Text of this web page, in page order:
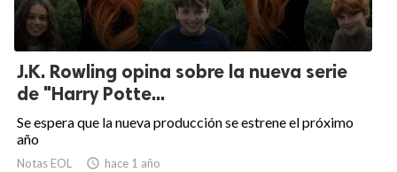
J.K. Rowling opina sobre la nueva serie
de "Harry Potte...
Se espera que la nueva producción se estrene el próximo
año
Notas EOL  hace 1 año